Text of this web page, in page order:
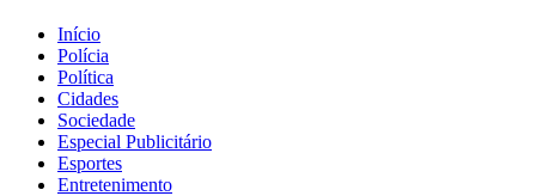
Início
Polícia
Política
Cidades
Sociedade
Especial Publicitário
Esportes
Entretenimento